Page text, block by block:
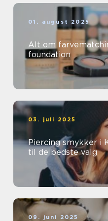
01. august 2025
Alt om
foundation
03. juli 2025
Piercing smykker i
til de bedste valg
09. juni 2025